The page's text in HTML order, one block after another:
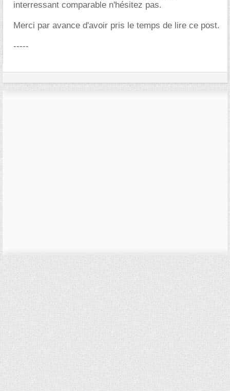
interressant comparable n'hésitez pas.
Merci par avance d'avoir pris le temps de lire ce post.
-----